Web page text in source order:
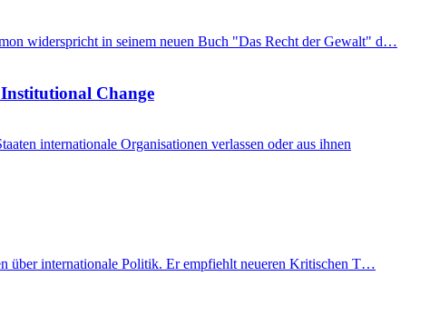
widerspricht in seinem neuen Buch "Das Recht der Gewalt" d…
Change
internationale Organisationen verlassen oder aus ihnen
über internationale Politik. Er empfiehlt neueren Kritischen T…